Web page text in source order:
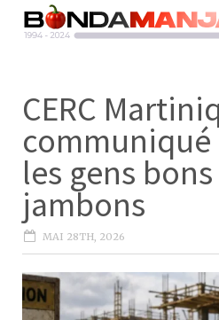
CERC
les gens
jambons
MAI 28TH, 2026